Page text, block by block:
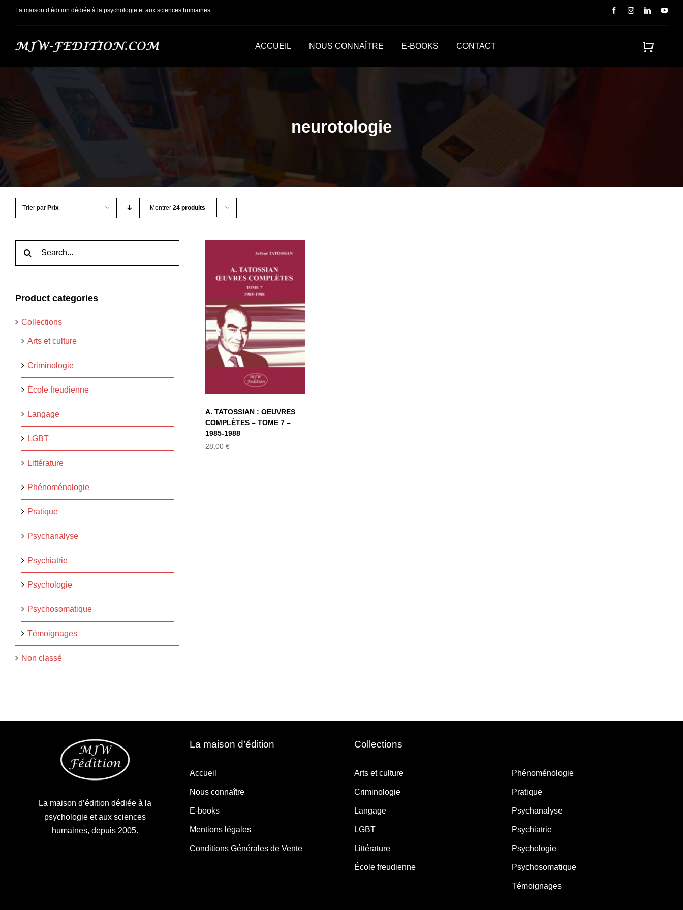
PasserLa maison d’édition dédiée à la psychologie et aux sciences humaines
ACCUEIL NOUS CONNAÎTRE E-BOOKS CONTACT
neurotologie
Trier par Prix Montrer 24 produits
Product categories
Collections
Arts et culture
Criminologie
École freudienne
Langage
LGBT
Littérature
Phénoménologie
Pratique
Psychanalyse
Psychiatrie
Psychologie
Psychosomatique
Témoignages
Non classé
A. TATOSSIAN :
OEUVRES
COMPLÈTES –
TOME 7 – 1985-
1988
A. TATOSSIAN : OEUVRES
COMPLÈTES – TOME 7 –
1985-1988
28,00 €
La maison d’édition dédiée à la
psychologie et aux sciences
humaines, depuis 2005.
La maison d’édition
Accueil
Nous connaître
E-books
Mentions légales
Conditions Générales de Vente
Collections
Arts et culture
Criminologie
Langage
LGBT
Littérature
École freudienne
Phénoménologie
Pratique
Psychanalyse
Psychiatrie
Psychologie
Psychosomatique
Témoignages